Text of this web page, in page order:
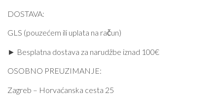
DOSTAVA:
GLS (pouzećem ili uplata na račun)
► Besplatna dostava za narudžbe iznad 100€
OSOBNO PREUZIMANJE:
Zagreb – Horvaćanska cesta 25